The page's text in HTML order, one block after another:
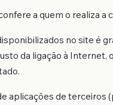
a quem o realiza a
no site é
da ligação à
aplicações de terceiros